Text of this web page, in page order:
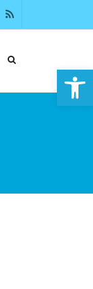
Abrir